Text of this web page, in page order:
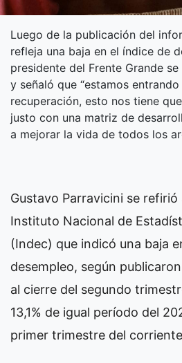
Luego de la publicación del
refleja una baja en el índice de
presidente del Frente Grande
y señaló que “estamos
recuperación, esto nos tiene
justo con una matriz de
a mejorar la vida de todos los
Gustavo Parravicini se
Instituto Nacional de
(Indec) que indicó una baja
desempleo, según
al cierre del segundo
13,1% de igual período del
primer trimestre del